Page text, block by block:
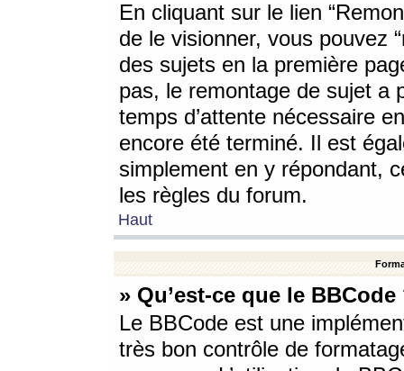
En cliquant sur le lien
de le visionner, vous pouvez
des sujets en la première
pas, le remontage de sujet a
temps d’attente nécessaire
encore été terminé. Il est
simplement en y répondant,
les règles du forum.
Haut
» Qu’est-ce que le BBCode
Le BBCode est une
très bon contrôle de